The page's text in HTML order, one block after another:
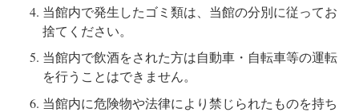
当館内で発生したゴミ類は、当館の分別に従ってお
捨てください。
当館内で飲酒をされた方は自動車・自転車等の運転
を行うことはできません。
当館内に危険物や法律により禁じられたものを持ち